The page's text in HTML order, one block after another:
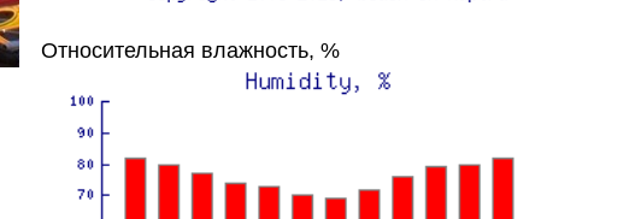
Относительная влажность, %